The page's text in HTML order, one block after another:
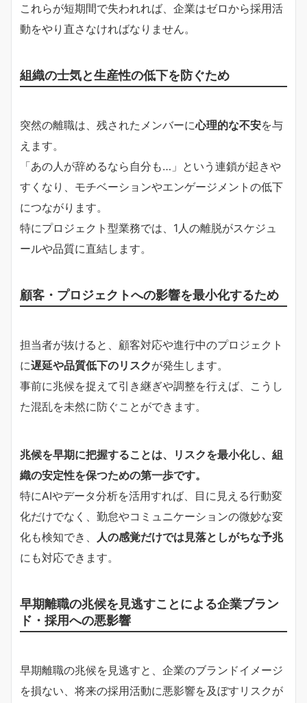
これらが短期間で失われれば、企業はゼロから採用活
動をやり直さなければなりません。
組織の士気と生産性の低下を防ぐため
突然の離職は、残されたメンバーに心理的な不安を与
えます。
「あの人が辞めるなら自分も…」という連鎖が起きや
すくなり、モチベーションやエンゲージメントの低下
につながります。
特にプロジェクト型業務では、1人の離脱がスケジュ
ールや品質に直結します。
顧客・プロジェクトへの影響を最小化するため
担当者が抜けると、顧客対応や進行中のプロジェクト
に遅延や品質低下のリスクが発生します。
事前に兆候を捉えて引き継ぎや調整を行えば、こうし
た混乱を未然に防ぐことができます。
兆候を早期に把握することは、リスクを最小化し、組
織の安定性を保つための第一歩です。
特にAIやデータ分析を活用すれば、目に見える行動変
化だけでなく、勤怠やコミュニケーションの微妙な変
化も検知でき、
人の感覚だけでは見落としがちな予兆
にも対応できます。
早期離職の兆候を見逃すことによる企業ブラン
ド・採用への悪影響
早期離職の兆候を見逃すと、企業のブランドイメージ
を損ない、将来の採用活動に悪影響を及ぼすリスクが